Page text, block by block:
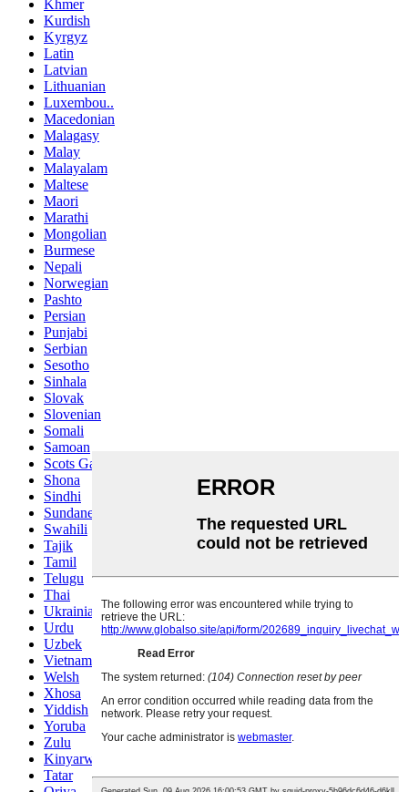
Khmer
Kurdish
Kyrgyz
Latin
Latvian
Lithuanian
Luxembou..
Macedonian
Malagasy
Malay
Malayalam
Maltese
Maori
Marathi
Mongolian
Burmese
Nepali
Norwegian
Pashto
Persian
Punjabi
Serbian
Sesotho
Sinhala
Slovak
Slovenian
Somali
Samoan
Scots Gaelic
Shona
Sindhi
Sundanese
Swahili
Tajik
Tamil
Telugu
Thai
Ukrainian
Urdu
Uzbek
Vietnamese
Welsh
Xhosa
Yiddish
Yoruba
Zulu
Kinyarwanda
Tatar